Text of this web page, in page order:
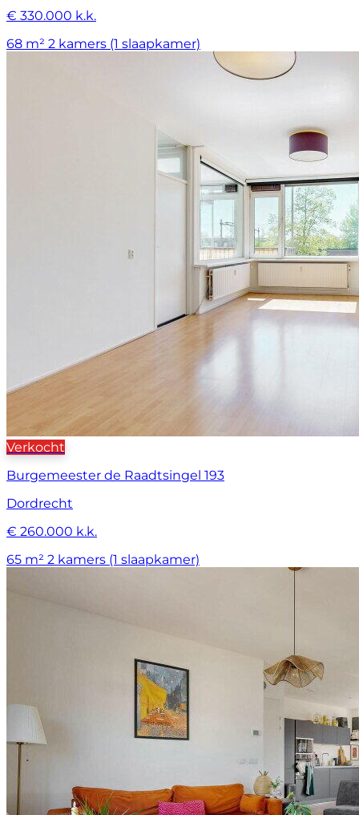
€ 330.000 k.k.
68 m² 2 kamers (1 slaapkamer)
Verkocht
Burgemeester de Raadtsingel 193
Dordrecht
€ 260.000 k.k.
65 m² 2 kamers (1 slaapkamer)